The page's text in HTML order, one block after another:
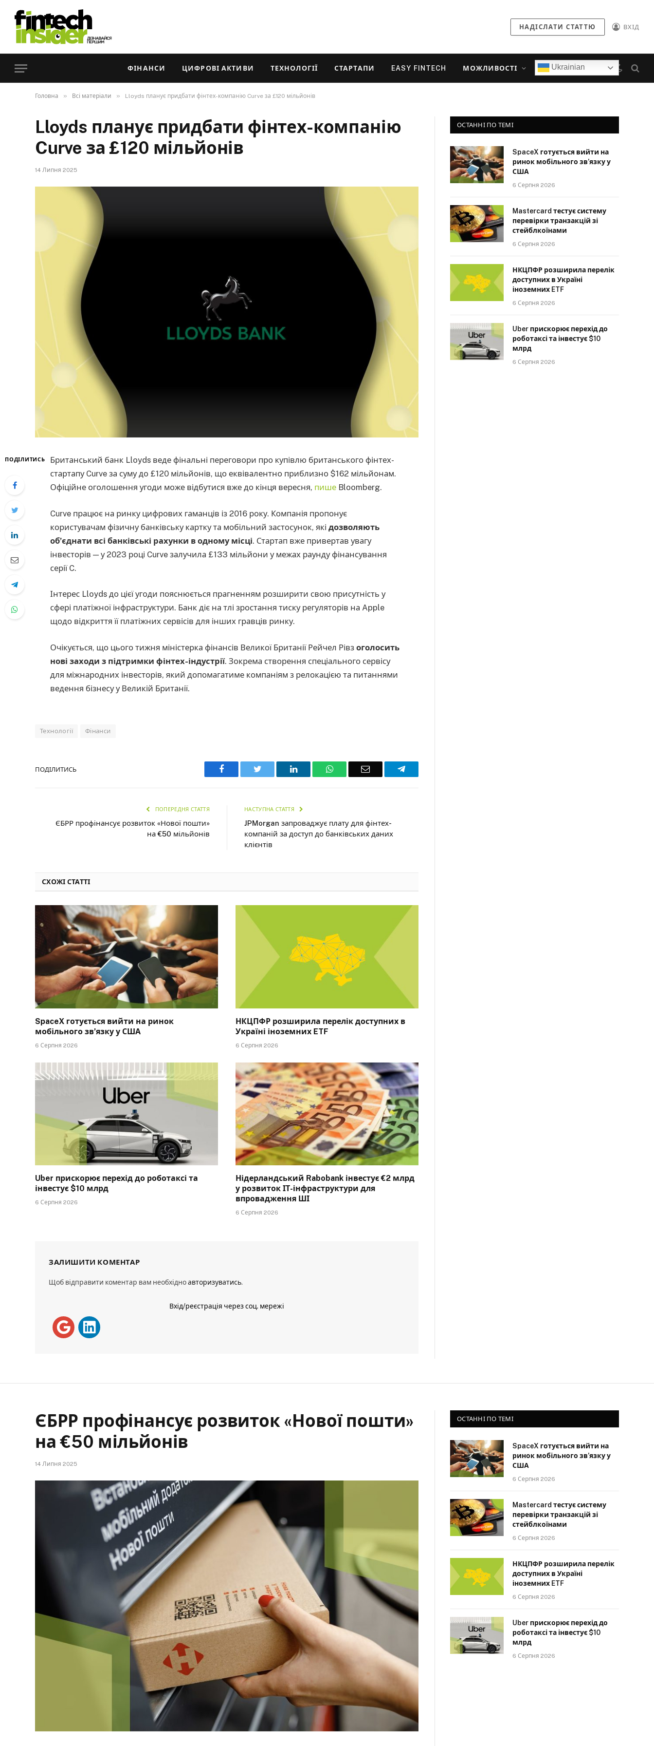
НАДІСЛАТИ СТАТТЮ ВХІД
ФІНАНСИ ЦИФРОВІ АКТИВИ ТЕХНОЛОГІЇ СТАРТАПИ EASY FINTECH МОЖЛИВОСТІ Ukrainian
Головна » Всі матеріали » Lloyds планує придбати фінтех-компанію Curve за £120 мільйонів
Lloyds планує придбати фінтех-компанію
Curve за £120 мільйонів
14 Липня 2025
ПОДІЛИТИСЬ
Британський банк Lloyds веде фінальні переговори про купівлю британського фінтех-
стартапу Curve за суму до £120 мільйонів, що еквівалентно приблизно $162 мільйонам.
Офіційне оголошення угоди може відбутися вже до кінця вересня, пише Bloomberg.
Curve працює на ринку цифрових гаманців із 2016 року. Компанія пропонує
користувачам фізичну банківську картку та мобільний застосунок, які дозволяють
об’єднати всі банківські рахунки в одному місці. Стартап вже привертав увагу
інвесторів — у 2023 році Curve залучила £133 мільйони у межах раунду фінансування
серії C.
Інтерес Lloyds до цієї угоди пояснюється прагненням розширити свою присутність у
сфері платіжної інфраструктури. Банк діє на тлі зростання тиску регуляторів на Apple
щодо відкриття її платіжних сервісів для інших гравців ринку.
Очікується, що цього тижня міністерка фінансів Великої Британії Рейчел Рівз оголосить
нові заходи з підтримки фінтех-індустрії. Зокрема створення спеціального сервісу
для міжнародних інвесторів, який допомагатиме компаніям з релокацією та питаннями
ведення бізнесу у Великій Британії.
Технології Фінанси
ПОДІЛИТИСЬ Facebook Twitter LinkedIn WhatsAppEmail Telegram
ПОПЕРЕДНЯ СТАТТЯ
ЄБРР профінансує розвиток «Нової пошти»
на €50 мільйонів
НАСТУПНА СТАТТЯ
JPMorgan запроваджує плату для фінтех-
компаній за доступ до банківських даних
клієнтів
СХОЖІ СТАТТІ
SpaceX готується вийти на ринок
мобільного зв’язку у США
6 Серпня 2026
НКЦПФР розширила перелік доступних в
Україні іноземних ETF
6 Серпня 2026
Uber прискорює перехід до роботаксі та
інвестує $10 млрд
6 Серпня 2026
Нідерландський Rabobank інвестує €2 млрд
у розвиток ІТ-інфраструктури для
впровадження ШІ
6 Серпня 2026
ЗАЛИШИТИ КОМЕНТАР
Щоб відправити коментар вам необхідноавторизуватись.
Вхід/реєстрація через соц. мережі
ОСТАННІ ПО ТЕМІ
SpaceX готується вийти на
ринок мобільного зв’язку у
США
6 Серпня 2026
Mastercard тестує систему
перевірки транзакцій зі
стейблкоїнами
6 Серпня 2026
НКЦПФР розширила перелік
доступних в Україні
іноземних ETF
6 Серпня 2026
Uber прискорює перехід до
роботаксі та інвестує $10
млрд
6 Серпня 2026
ЄБРР профінансує розвиток «Нової пошти»
на €50 мільйонів
14 Липня 2025
ОСТАННІ ПО ТЕМІ
SpaceX готується вийти на
ринок мобільного зв’язку у
США
6 Серпня 2026
Mastercard тестує систему
перевірки транзакцій зі
стейблкоїнами
6 Серпня 2026
НКЦПФР розширила перелік
доступних в Україні
іноземних ETF
6 Серпня 2026
Uber прискорює перехід до
роботаксі та інвестує $10
млрд
6 Серпня 2026